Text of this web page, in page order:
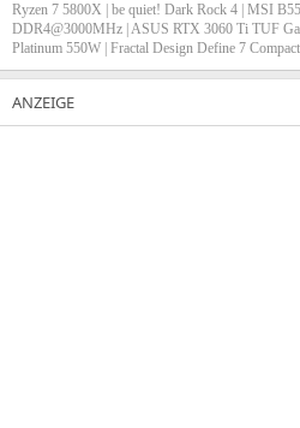
Ryzen 7 5800X | be quiet! Dark Rock 4 | MSI
DDR4@3000MHz | ASUS RTX 3060 Ti TUF
Platinum 550W | Fractal Design Define 7